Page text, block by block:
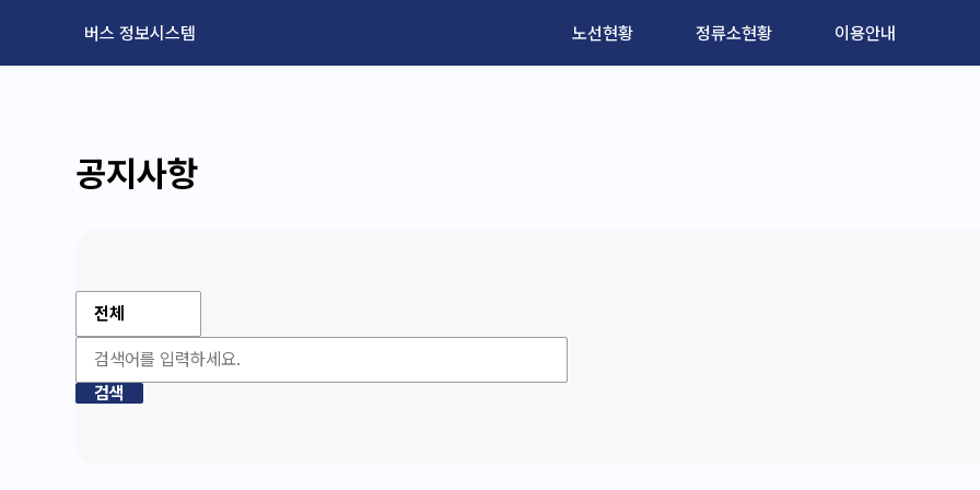
버스 정보시스템 노선현황 정류소현황 이용안내
공지사항
검색